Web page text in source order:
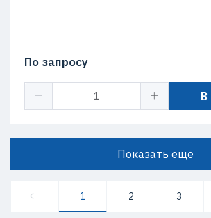
По запросу
В
Показать еще
1 2 3